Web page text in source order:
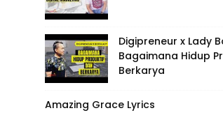
Digipreneur x Lady
Bagaimana Hidup
Berkarya
Amazing Grace Lyrics